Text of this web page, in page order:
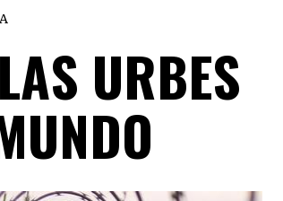
URBES